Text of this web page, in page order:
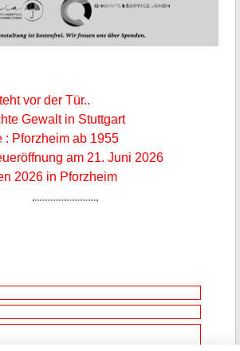
vor der Tür..
Gewalt in Stuttgart
: Pforzheim ab 1955
am 21. Juni 2026
2026 in Pforzheim